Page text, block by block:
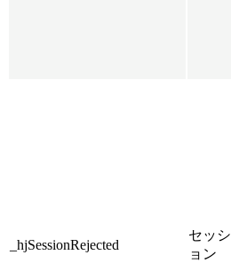
_hjSessionRejected
セッシ
ョン